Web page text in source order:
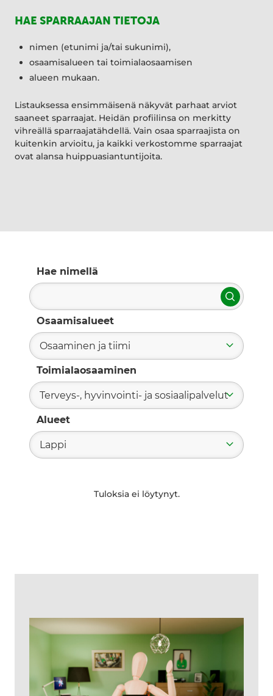
HAE SPARRAAJAN TIETOJA
nimen (etunimi ja/tai sukunimi),
osaamisalueen tai toimialaosaamisen
alueen mukaan.
Listauksessa ensimmäisenä näkyvät parhaat arviot
saaneet sparraajat. Heidän profiilinsa on merkitty
vihreällä sparraajatähdellä. Vain osaa sparraajista on
kuitenkin arvioitu, ja kaikki verkostomme sparraajat
ovat alansa huippuasiantuntijoita.
Hae nimellä
Hae
Osaamisalueet
Osaaminen ja tiimi
Toimialaosaaminen
Terveys-, hyvinvointi- ja sosiaalipalvelut
Alueet
Lappi
Tuloksia ei löytynyt.